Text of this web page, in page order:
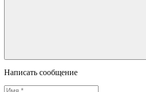
Написать сообщение